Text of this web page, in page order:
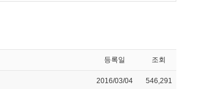
등록일 조회
2016/03/04 546,291